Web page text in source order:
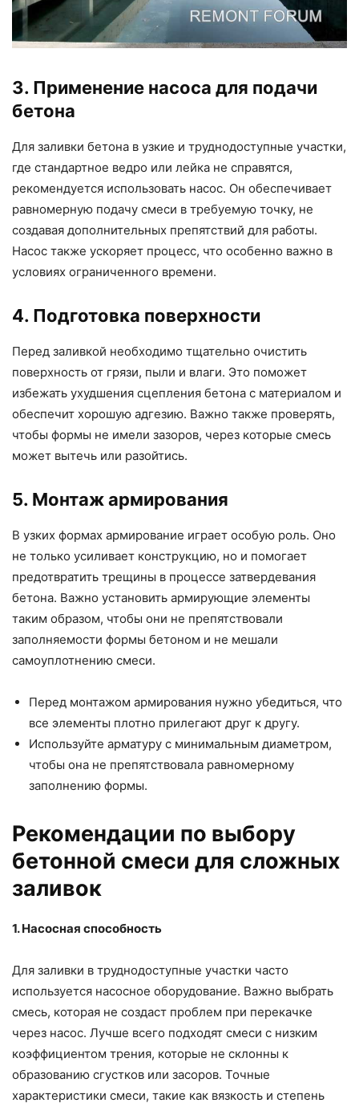
3. Применение насоса для подачи
бетона
Для заливки бетона в узкие и труднодоступные участки,
где стандартное ведро или лейка не справятся,
рекомендуется использовать насос. Он обеспечивает
равномерную подачу смеси в требуемую точку, не
создавая дополнительных препятствий для работы.
Насос также ускоряет процесс, что особенно важно в
условиях ограниченного времени.
4. Подготовка поверхности
Перед заливкой необходимо тщательно очистить
поверхность от грязи, пыли и влаги. Это поможет
избежать ухудшения сцепления бетона с материалом и
обеспечит хорошую адгезию. Важно также проверять,
чтобы формы не имели зазоров, через которые смесь
может вытечь или разойтись.
5. Монтаж армирования
В узких формах армирование играет особую роль. Оно
не только усиливает конструкцию, но и помогает
предотвратить трещины в процессе затвердевания
бетона. Важно установить армирующие элементы
таким образом, чтобы они не препятствовали
заполняемости формы бетоном и не мешали
самоуплотнению смеси.
Перед монтажом армирования нужно убедиться, что
все элементы плотно прилегают друг к другу.
Используйте арматуру с минимальным диаметром,
чтобы она не препятствовала равномерному
заполнению формы.
Рекомендации по выбору
бетонной смеси для сложных
заливок
1. Насосная способность
Для заливки в труднодоступные участки часто
используется насосное оборудование. Важно выбрать
смесь, которая не создаст проблем при перекачке
через насос. Лучше всего подходят смеси с низким
коэффициентом трения, которые не склонны к
образованию сгустков или засоров. Точные
характеристики смеси, такие как вязкость и степень